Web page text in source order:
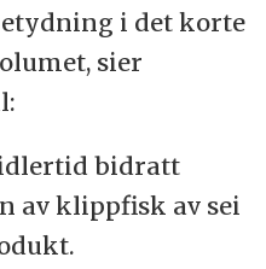
i det korte
sier
bidratt
av klippfisk av sei